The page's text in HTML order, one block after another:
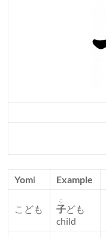
Yomi Example
こども 子
こ
ども
child